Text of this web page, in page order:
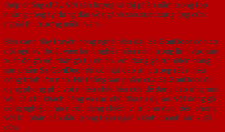
thép chống cháy. Với sản lượng và thị phần nằm trong top
những công ty đứng đầu về ngành sản xuất cung ứng cửa
ngoài thị trường miền Nam.
Bên cạnh dây truyền công nghệ hiện đại, SaiGonDoor còn có
đội ngũ kỹ thuật viên lành nghề nhiều năm trong lĩnh vực sản
xuất đồ gỗ nội thất gỗ tự nhiên. Với dòng gỗ tự nhiên dòng
sản phẩm SaiGonDoor đã có mặt đáp ứng trong rất nhiều
công trình lớn nhỏ. Hệ thống sản phẩm của SaiGonDoor đa
dạng phong phú với nhiều chất liệu cửa dễ dàng đáp ứng mọi
yêu cầu từ khách hàng và các chủ đầu tư dự án. Với dòng gỗ
công nghiệp chịu nước đang chiếm vị trí chủ đạo, tiên phong
với thị phần dẫn đầu trong toàn ngành kinh doanh sản xuất
cửa.